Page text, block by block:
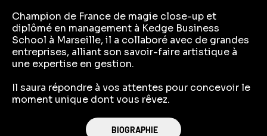
Champion de France de magie close-up et
diplômé en management à Kedge Business
School à Marseille, il a collaboré avec de grandes
entreprises, alliant son savoir-faire artistique à
une expertise en gestion. ​
Il saura répondre à vos attentes pour concevoir le
moment unique dont vous rêvez. ​
BIOGRAPHIE